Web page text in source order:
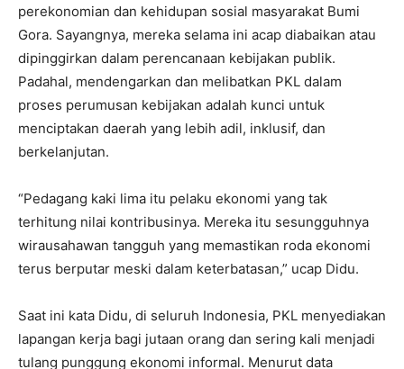
perekonomian dan kehidupan sosial masyarakat Bumi
Gora. Sayangnya, mereka selama ini acap diabaikan atau
dipinggirkan dalam perencanaan kebijakan publik.
Padahal, mendengarkan dan melibatkan PKL dalam
proses perumusan kebijakan adalah kunci untuk
menciptakan daerah yang lebih adil, inklusif, dan
berkelanjutan.
“Pedagang kaki lima itu pelaku ekonomi yang tak
terhitung nilai kontribusinya. Mereka itu sesungguhnya
wirausahawan tangguh yang memastikan roda ekonomi
terus berputar meski dalam keterbatasan,” ucap Didu.
Saat ini kata Didu, di seluruh Indonesia, PKL menyediakan
lapangan kerja bagi jutaan orang dan sering kali menjadi
tulang punggung ekonomi informal. Menurut data